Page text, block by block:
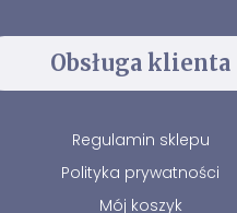
Obsługa klienta
Regulamin sklepu
Polityka prywatności
Mój koszyk